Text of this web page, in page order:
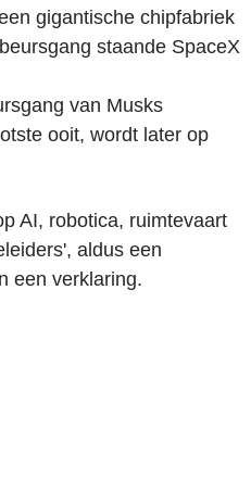
gigantische chipfabriek
staande SpaceX
van Musks
ooit, wordt later op
AI, robotica, ruimtevaart
aldus een
een verklaring.